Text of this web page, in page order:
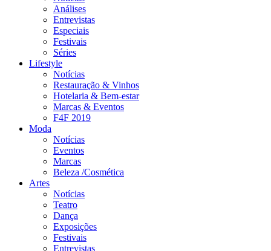
Análises
Entrevistas
Especiais
Festivais
Séries
Lifestyle
Notícias
Restauração & Vinhos
Hotelaria & Bem-estar
Marcas & Eventos
F4F 2019
Moda
Notícias
Eventos
Marcas
Beleza /Cosmética
Artes
Notícias
Teatro
Dança
Exposições
Festivais
Entrevistas